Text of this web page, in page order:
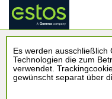
Es werden ausschließlich
Technologien die zum
verwendet.
gewünscht separat über